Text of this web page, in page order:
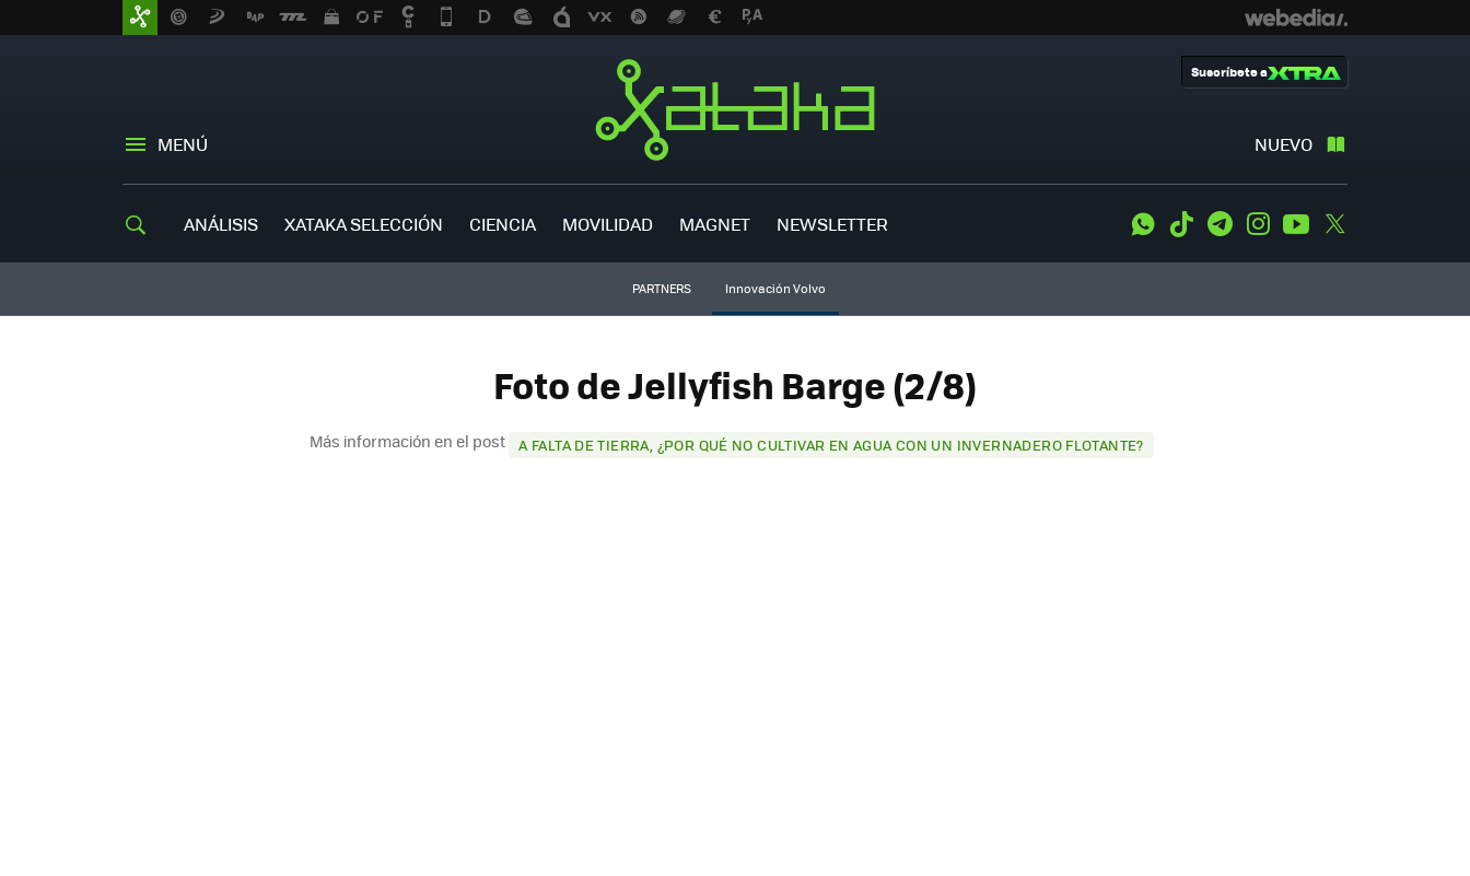
MENÚ NUEVO
Suscríbete a
ANÁLISIS XATAKA SELECCIÓN CIENCIA MOVILIDAD MAGNET NEWSLETTER WhatsApp
Tiktok TelegramInstagramYoutube
PARTNERS Innovación Volvo
Foto de Jellyfish Barge (2/8)
Más información en el post A FALTA DE TIERRA, ¿POR QUÉ NO CULTIVAR EN AGUA CON UN INVERNADERO FLOTANTE?